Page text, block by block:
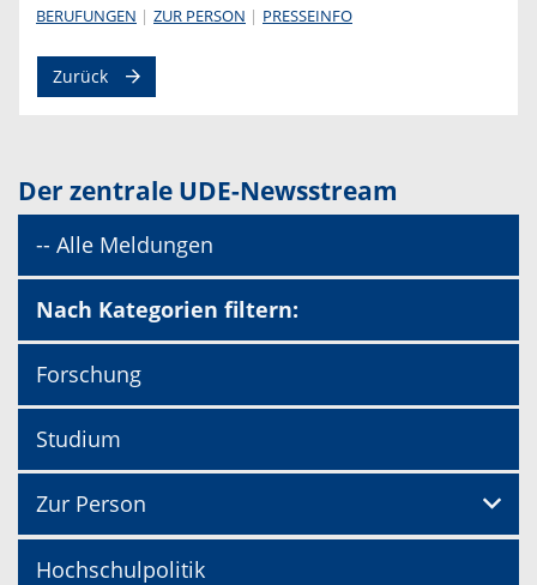
BERUFUNGEN ZUR PERSON PRESSEINFO
Zurück
Der zentrale UDE-Newsstream
-- Alle Meldungen
Nach Kategorien filtern:
Forschung
Studium
Zur Person
Hochschulpolitik